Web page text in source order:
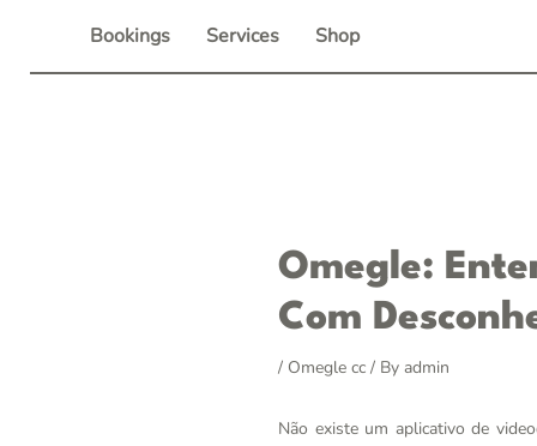
content
Bookings Services Shop
Omegle:
Com
/ Omegle cc / By admin
Não existe um aplicativo de
Post
navigation